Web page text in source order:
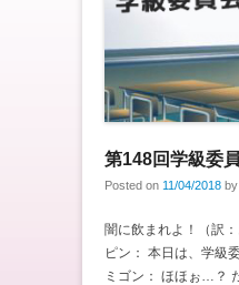
第148回学級委
Posted on 11/04/2018 by
闇に飲まれよ！（訳
ピン： 本日は、学級
ミゴン： ほほぉ…？